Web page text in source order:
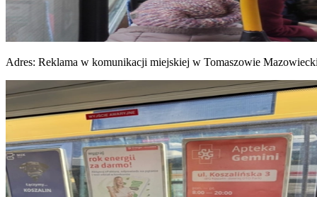
Adres: Reklama w komunikacji miejskiej w Tomaszowie